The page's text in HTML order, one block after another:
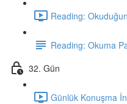
Reading:
Reading: Okuma
32. Gün
Günlük Konuşma